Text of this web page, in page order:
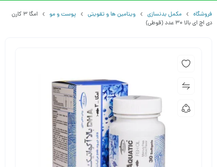
فروشگاه مکمل بدنسازی ویتامین ها و تقویتی پوست و مو
امگا 3 کارن
دی اچ ای بالا 30 عدد (قوطی)